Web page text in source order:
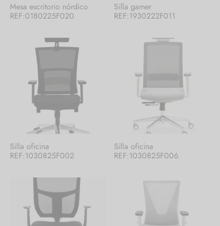
Mesa escritorio nórdico
REF:0180225F020
Silla gamer
REF:1930222F011
Silla oficina
REF:1030825F002
Silla oficina
REF:1030825F006